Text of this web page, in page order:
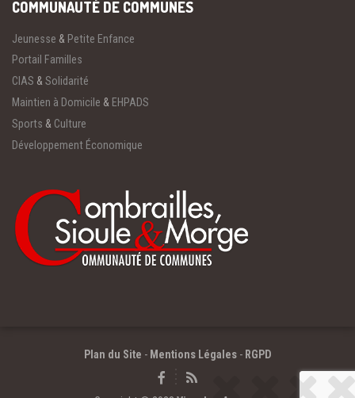
COMMUNAUTÉ DE COMMUNES
Jeunesse & Petite Enfance
Portail Familles
CIAS &Solidarité
Maintien à Domicile & EHPADS
Sports & Culture
Développement Économique
Plan du Site - Mentions Légales- RGPD